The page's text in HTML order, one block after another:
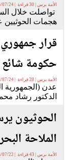
الأمة برس | 30 قراءة | 2026/07/24 22:27 PM
تواصلت خلال
هجمات الحوثيين
قرار
حكومة شائع
الأمة برس | 28 قراءة | 2026/07/24 01:05 AM
عدن (الجمهورية
الدكتور رشاد
الحوثيون
الملاحة
الأمة برس | 43 قراءة | 2026/07/22 22:24 PM